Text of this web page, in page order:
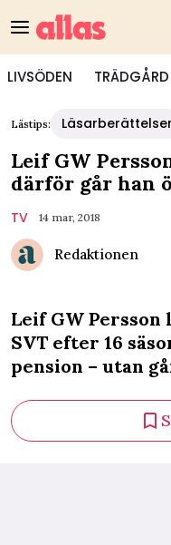
LIVSÖDEN TRÄDGÅRD
Lästips: Läsarberättelser
Leif GW
därför går han
TV 14 mar, 2018
Redaktionen
Leif GW Persson
SVT efter 16
pension – utan